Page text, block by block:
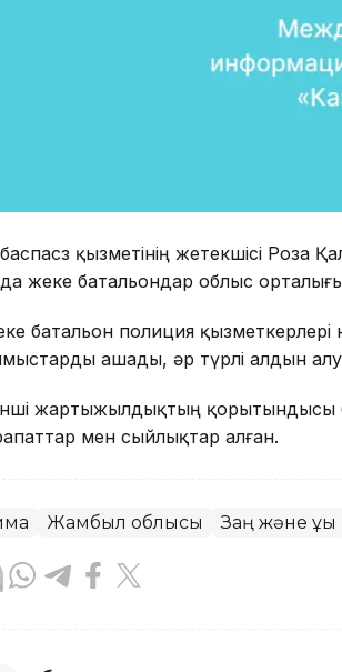
баспасөз қызметінің жетекшісі Роза
жеке батальондар облыс
батальон полиция қызметкерлері
ашады, әр түрлі алдын
жартыжылдықтың қорытындысы
мен сыйлықтар алған.
Жамбыл облысы Заң және құқық